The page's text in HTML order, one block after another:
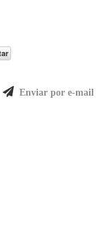
Enviar por e-mail